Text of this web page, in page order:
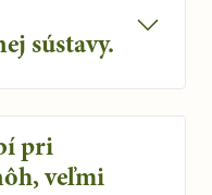
sústavy.
k normálnej
sústavy.
sústavu
pri
veľmi